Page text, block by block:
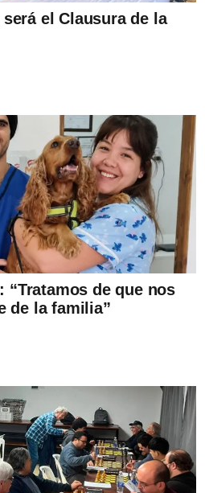
el Clausura de la
“Tratamos de que nos
de la familia”